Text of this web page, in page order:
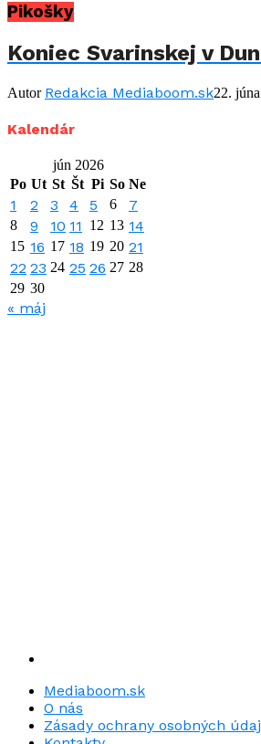
Pikošky
Koniec Svarinskej v
Autor Redakcia Mediaboom.sk22.
Kalendár
jún 2026
Po Ut St Št Pi So Ne
1 2 3 4 5 6 7
8 9 10 11 12 13 14
15 16 17 18 19 20 21
22 23 24 25 26 27 28
29 30
« máj
Mediaboom.sk
O nás
Zásady ochrany osobných